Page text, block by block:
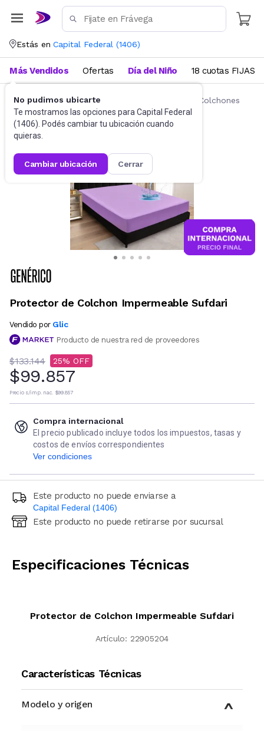
Estás en Capital Federal (1406)
No pudimos ubicarte
Te mostramos las opciones para Capital Federal
(1406). Podés cambiar tu ubicación cuando
quieras.
cambiar ubicación cerrar
Más Vendidos Ofertas Día del Niño 18 cuotas FIJAS
Ropa de cama Fundas y Protectores para Colchones
Protector de Colchon Impermeable Sufdari
Vendido por Glic
Producto de nuestra red de proveedores
$133.144 25
$99.857
Precio s/imp. nac. $99.857
Compra internacional
El precio publicado incluye todos los impuestos, tasas y
costos de envíos correspondientes
Ver condiciones
Este producto no puede enviarse a
Capital Federal (1406)
Ingresá código postal (sólo números)
Este producto no puede retirarse por sucursal
Especificaciones Técnicas
Protector de Colchon Impermeable Sufdari
Artículo: 22905204
Características Técnicas
Modelo y origen